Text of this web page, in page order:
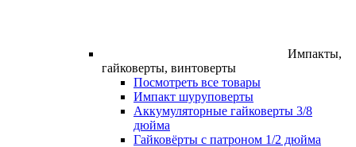
Импакты,
гайковерты, винтоверты
Посмотреть все товары
Импакт шуруповерты
Аккумуляторные гайковерты 3/8
дюйма
Гайковёрты с патроном 1/2 дюйма